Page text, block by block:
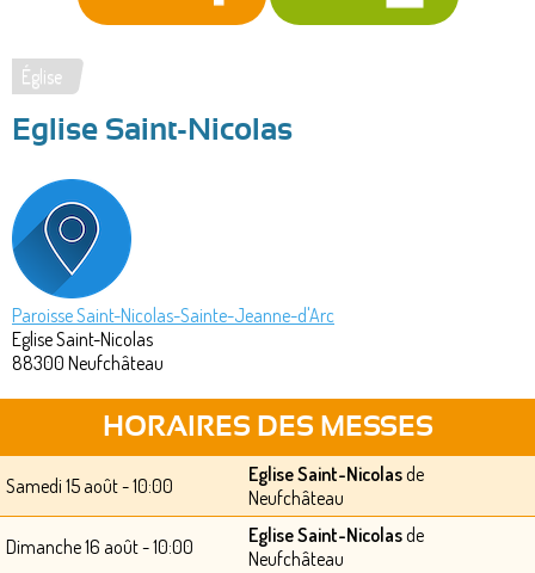
Vous
êtes
ici
Église
Eglise Saint-Nicolas
Paroisse Saint-Nicolas-Sainte-Jeanne-d'Arc
Eglise Saint-Nicolas
88300 Neufchâteau
HORAIRES DES MESSES
Samedi 15 août - 10:00 Eglise Saint-Nicolasde
Neufchâteau
Dimanche 16 août - 10:00 Eglise Saint-Nicolasde
Neufchâteau